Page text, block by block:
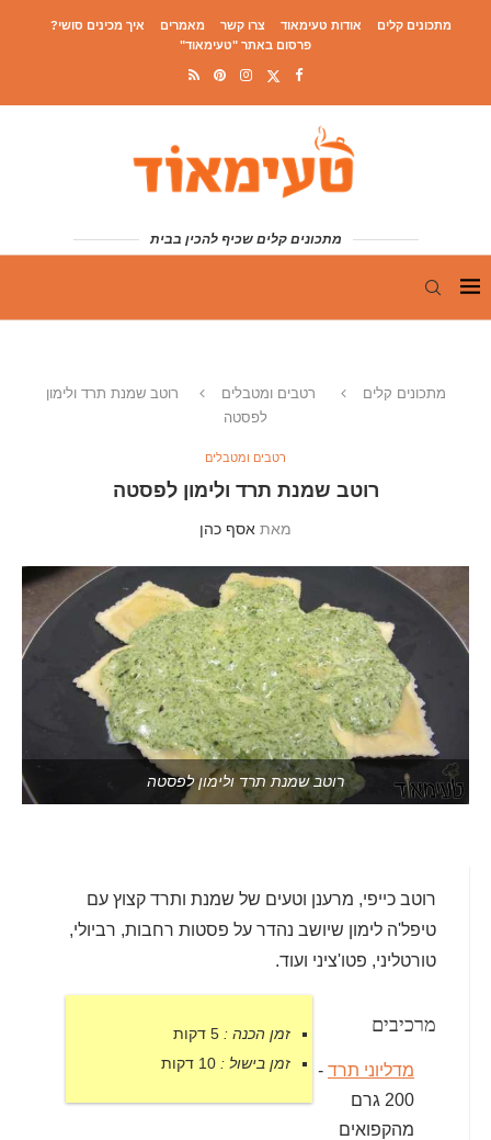
מתכונים קלים אודות טעימאוד צרו קשר מאמרים
איך מכינים סושי?
פרסום באתר "טעימאוד"
מתכונים קלים שכיף להכין בבית
מתכונים קלים רטבים ומטבלים
רוטב שמנת תרד ולימון
לפסטה
רטבים ומטבלים
רוטב שמנת תרד ולימון לפסטה
מאת אסף כהן
רוטב שמנת תרד ולימון לפסטה
רוטב כייפי, מרענן וטעים של שמנת ותרד קצוץ עם
טיפל'ה לימון שיושב נהדר על פסטות רחבות, רביולי,
טורטליני, פטו'ציני ועוד.
זמן הכנה : 5 דקות
זמן בישול : 10 דקות
מרכיבים
מדליוני תרד -
200 גרם
מהקפואים